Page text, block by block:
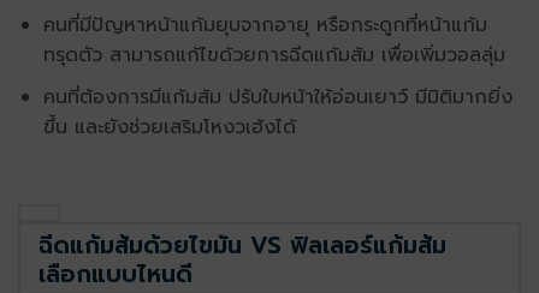
คนที่มีปัญหาหน้าแก้มยุบจากอายุ หรือกระดูกที่หน้าแก้ม
ทรุดตัว สามารถแก้ไขด้วยการฉีดแก้มส้ม เพื่อเพิ่มวอลลุ่ม
คนที่ต้องการมีแก้มส้ม ปรับใบหน้าให้อ่อนเยาว์ มีมิติมากยิ่ง
ขึ้น และยังช่วยเสริมโหงวเฮ้งได้
ฉีดแก้มส้มด้วยไขมัน VS ฟิลเลอร์แก้มส้ม
เลือกแบบไหนดี